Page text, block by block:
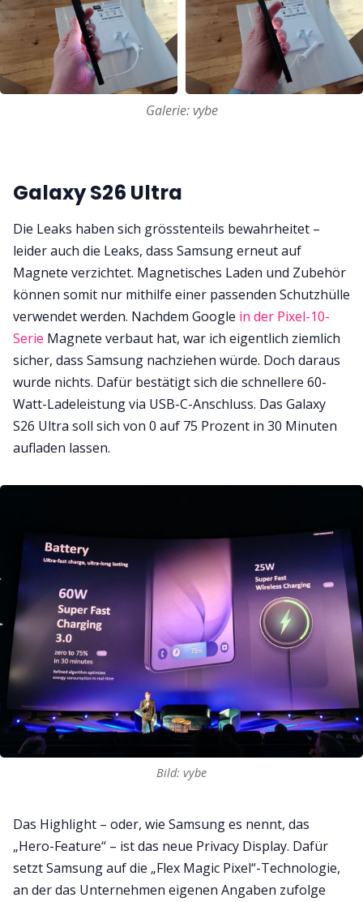
Galerie: vybe
Galaxy S26 Ultra
Die Leaks haben sich grösstenteils bewahrheitet –
leider auch die Leaks, dass Samsung erneut auf
Magnete verzichtet. Magnetisches Laden und Zubehör
können somit nur mithilfe einer passenden Schutzhülle
verwendet werden. Nachdem Google in der Pixel-10-
Serie Magnete verbaut hat, war ich eigentlich ziemlich
sicher, dass Samsung nachziehen würde. Doch daraus
wurde nichts. Dafür bestätigt sich die schnellere 60-
Watt-Ladeleistung via USB-C-Anschluss. Das Galaxy
S26 Ultra soll sich von 0 auf 75 Prozent in 30 Minuten
aufladen lassen.
Bild: vybe
Das Highlight – oder, wie Samsung es nennt, das
„Hero-Feature“ – ist das neue Privacy Display. Dafür
setzt Samsung auf die „Flex Magic Pixel“-Technologie,
an der das Unternehmen eigenen Angaben zufolge